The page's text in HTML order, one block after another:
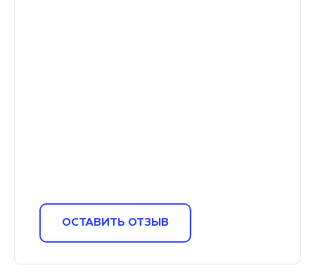
ОСТАВИТЬ ОТЗЫВ